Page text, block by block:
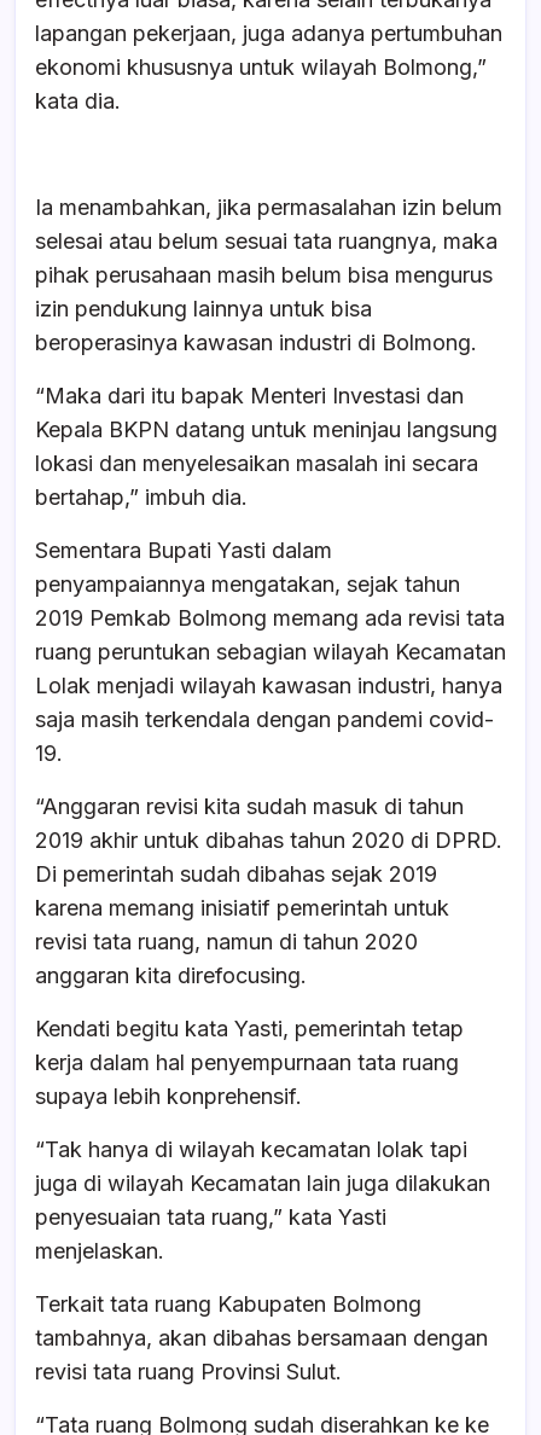
lapangan pekerjaan, juga adanya pertumbuhan
ekonomi khususnya untuk wilayah Bolmong,”
kata dia.
Ia menambahkan, jika permasalahan izin belum
selesai atau belum sesuai tata ruangnya, maka
pihak perusahaan masih belum bisa mengurus
izin pendukung lainnya untuk bisa
beroperasinya kawasan industri di Bolmong.
“Maka dari itu bapak Menteri Investasi dan
Kepala BKPN datang untuk meninjau langsung
lokasi dan menyelesaikan masalah ini secara
bertahap,” imbuh dia.
Sementara Bupati Yasti dalam
penyampaiannya mengatakan, sejak tahun
2019 Pemkab Bolmong memang ada revisi tata
ruang peruntukan sebagian wilayah Kecamatan
Lolak menjadi wilayah kawasan industri, hanya
saja masih terkendala dengan pandemi covid-
19.
“Anggaran revisi kita sudah masuk di tahun
2019 akhir untuk dibahas tahun 2020 di DPRD.
Di pemerintah sudah dibahas sejak 2019
karena memang inisiatif pemerintah untuk
revisi tata ruang, namun di tahun 2020
anggaran kita direfocusing.
Kendati begitu kata Yasti, pemerintah tetap
kerja dalam hal penyempurnaan tata ruang
supaya lebih konprehensif.
“Tak hanya di wilayah kecamatan lolak tapi
juga di wilayah Kecamatan lain juga dilakukan
penyesuaian tata ruang,” kata Yasti
menjelaskan.
Terkait tata ruang Kabupaten Bolmong
tambahnya, akan dibahas bersamaan dengan
revisi tata ruang Provinsi Sulut.
“Tata ruang Bolmong sudah diserahkan ke ke